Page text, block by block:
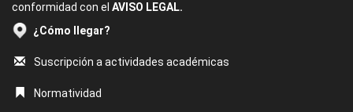
conformidad con el AVISO LEGAL.
¿Cómo llegar?
Suscripción a actividades académicas
Normatividad